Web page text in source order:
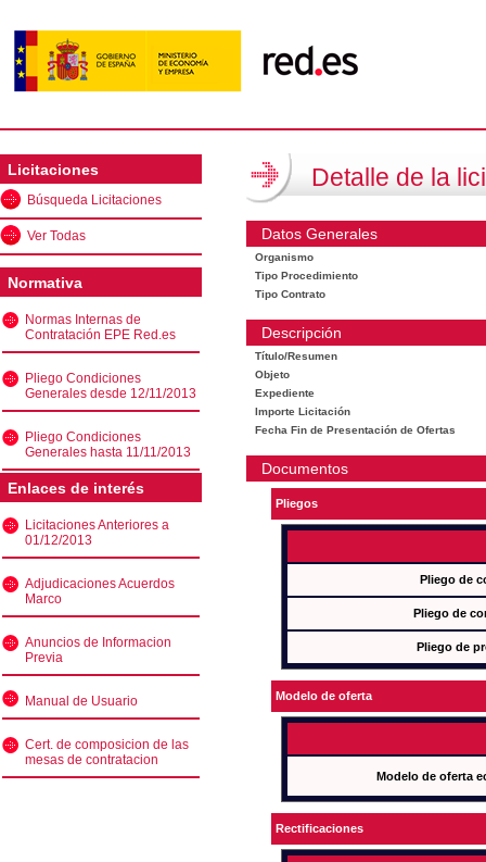
Licitaciones
Búsqueda Licitaciones
Ver Todas
Normativa
Normas Internas de
Contratación EPE Red.es
Pliego Condiciones
Generales desde 12/11/2013
Pliego Condiciones
Generales hasta 11/11/2013
Enlaces de interés
Licitaciones Anteriores a
01/12/2013
Adjudicaciones Acuerdos
Marco
Anuncios de Informacion
Previa
Manual de Usuario
Cert. de composicion de las
mesas de contratacion
Detalle de la
Datos Generales
Organismo
Tipo Procedimiento
Tipo Contrato
Descripción
Título/Resumen
Objeto
Expediente
Importe Licitación
Fecha Fin de Presentación de Ofertas
Documentos
Pliegos
Pliego de
Pliego de
Pliego de
Modelo de oferta
Modelo de oferta
Rectificaciones